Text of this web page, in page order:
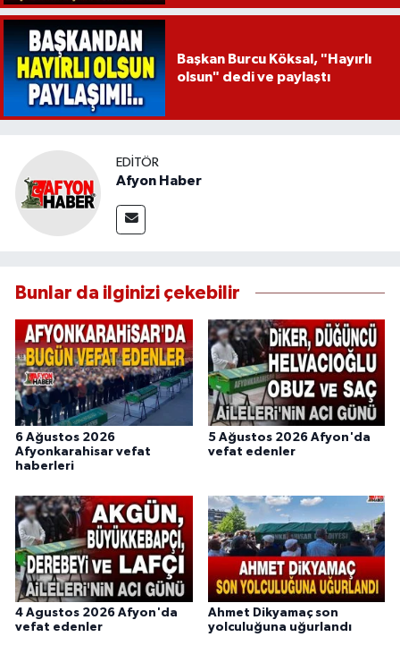
Başkan Burcu Köksal, "Hayırlı
olsun" dedi ve paylaştı
EDITÖR
Afyon Haber
Bunlar da ilginizi çekebilir
6 Ağustos 2026
Afyonkarahisar vefat
haberleri
5 Ağustos 2026 Afyon'da
vefat edenler
4 Agustos 2026 Afyon'da
vefat edenler
Ahmet Dikyamaç son
yolculuğuna uğurlandı